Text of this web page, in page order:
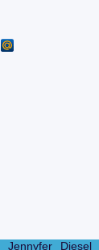
Jennyfer Diesel